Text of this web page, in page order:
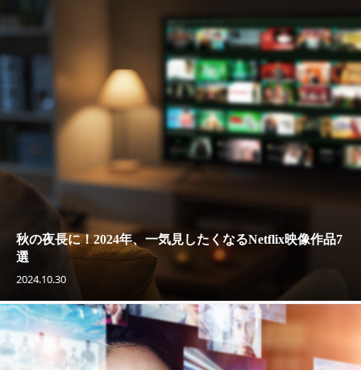
秋の夜長に！2024年、一気見したくなるNetflix映像作品7
選
2024.10.30